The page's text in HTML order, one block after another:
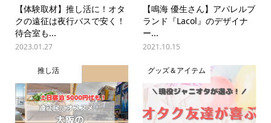
【体験取材】推し活に！オタ
クの遠征は夜行バスで安く！
待合室も...
2023.01.27
【鳴海 優生さん】アパレルブ
ランド『Lacol』のデザイナ
ー...
2021.10.15
推し活 グッズ＆アイテム